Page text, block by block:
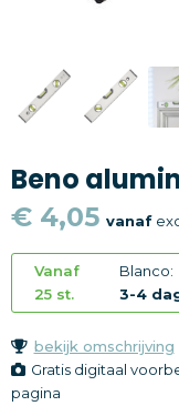
Kantoorartikelen
Gadgets
Textiel
Thema
Merken
Beno
€ 4,05 vanaf
Vanaf
25 st.
Blanco:
3-4
bekijk omschrijving
Gratis digitaal
pagina